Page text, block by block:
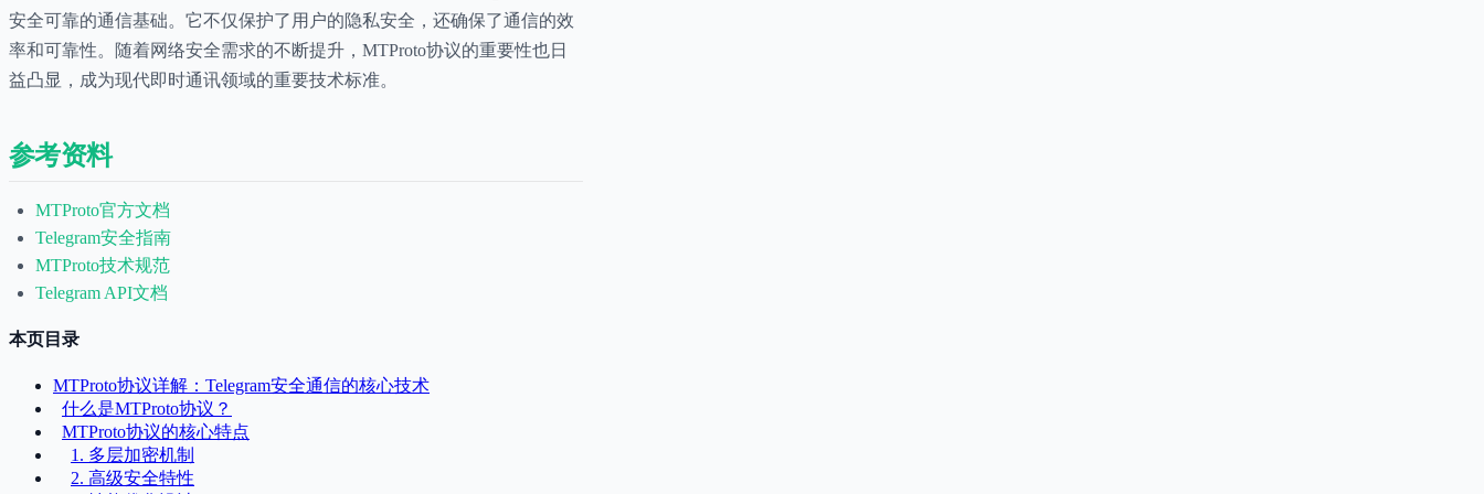
安全可靠的通信基础。它不仅保护了用户的隐私安全，还确保了通信的效
率和可靠性。随着网络安全需求的不断提升，MTProto协议的重要性也日
益凸显，成为现代即时通讯领域的重要技术标准。
参考资料
MTProto官方文档
Telegram安全指南
MTProto技术规范
Telegram API文档
本页目录
MTProto协议详解：Telegram安全通信的核心技术
什么是MTProto协议？
MTProto协议的核心特点
1. 多层加密机制
2. 高级安全特性